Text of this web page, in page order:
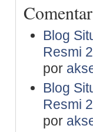
Blog
Resmi
por
Blog
Resmi
por